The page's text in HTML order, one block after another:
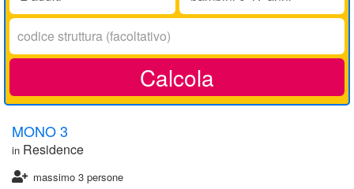
17
Codice
struttura:
Calcola
MONO 3
in Residence
massimo 3 persone